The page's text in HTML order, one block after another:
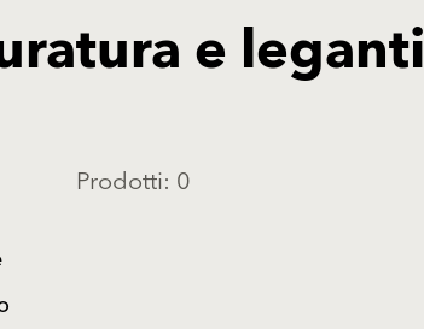
e leganti
Prodotti: 0